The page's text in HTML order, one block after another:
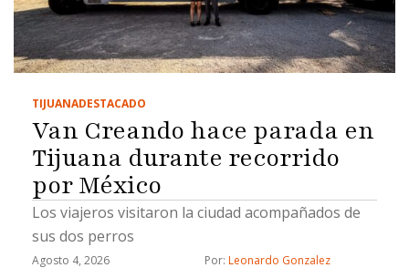
TIJUANADESTACADO
Van Creando hace parada en
Tijuana durante recorrido
por México
Los viajeros visitaron la ciudad acompañados de
sus dos perros
Agosto 4, 2026 Por: Leonardo Gonzalez